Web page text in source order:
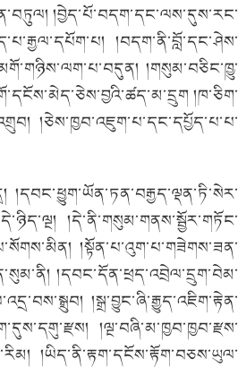
།བྱེད་པོ་བདག་དང་ལས་དུས་རང་
།བདག་ནི་བློ་དང་ཤེས་
།གསུམ་བཅིང་ཁྱུ་
།ཁ་ཅིག་
།ཅེས་ཁྱབ་འཇུག་པ་དང་དཔྱོད་པ་པ་
།དབང་ཕྱུག་ཡོན་ཏན་བརྒྱད་ལྡན་ཏི་སེར་
།དེ་ནི་གསུམ་གནས་སྦྱོར་གཏོང་
།སྟོན་པ་འུག་པ་གཟེགས་ཟན་
།དབང་དོན་ཕྲད་འབྲེལ་དྲུག་བེམ་
།སྒྲ་བྱུང་ཞི་རྒྱུད་འཇིག་རྟེན་
།ལྔ་བཞི་མ་ཁྱབ་ཁྱབ་རྫས་
།ཡིད་ནི་རྟག་དངོས་རྟོག་བཅས་ཡུལ་